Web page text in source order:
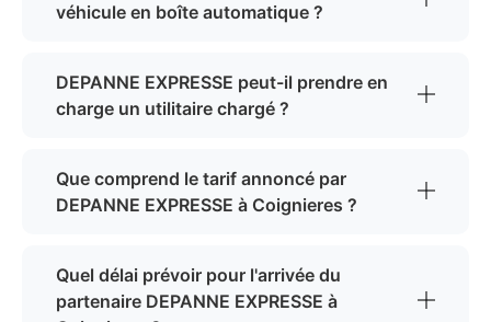
véhicule en boîte automatique ?
DEPANNE EXPRESSE peut-il prendre en
charge un utilitaire chargé ?
Que comprend le tarif annoncé par
DEPANNE EXPRESSE à Coignieres ?
Quel délai prévoir pour l'arrivée du
partenaire DEPANNE EXPRESSE à